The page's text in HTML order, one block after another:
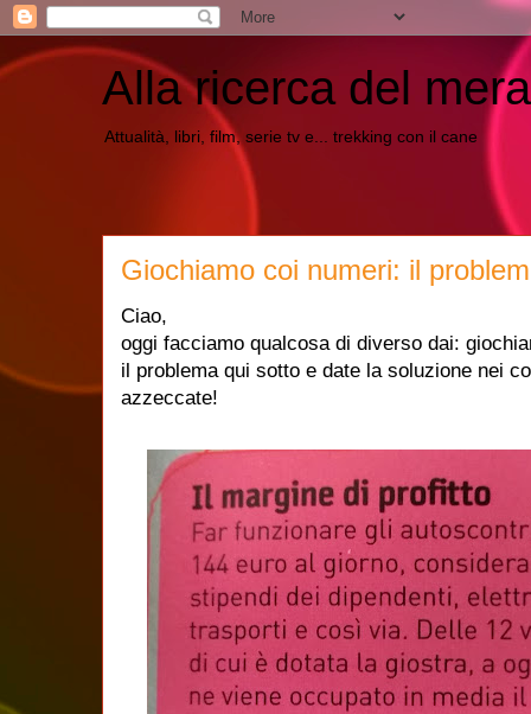
Alla ricerca del
Attualità, libri, film, serie tv e... trekking con il cane
Giochiamo coi numeri: il
Ciao,
oggi facciamo qualcosa di diverso dai:
il problema qui sotto e date la soluzione nei
azzeccate!